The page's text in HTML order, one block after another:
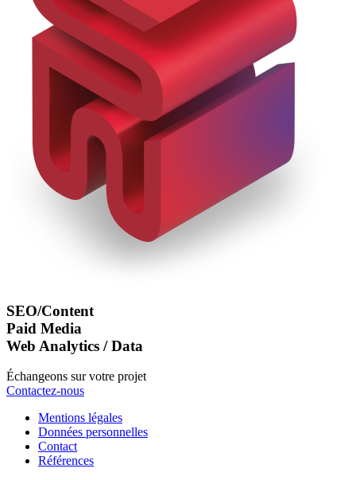
SEO/Content
Paid Media
Web Analytics / Data
Échangeons sur votre projet
Contactez-nous
Mentions légales
Données personnelles
Contact
Références